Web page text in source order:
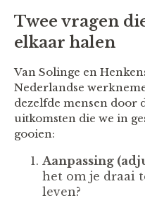
Twee vragen
elkaar halen
Van Solinge en
Nederlandse
dezelfde mensen door
uitkomsten die we in
gooien:
Aanpassing
het om je draai
leven?